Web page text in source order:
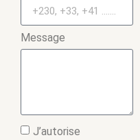
Message
J’autorise